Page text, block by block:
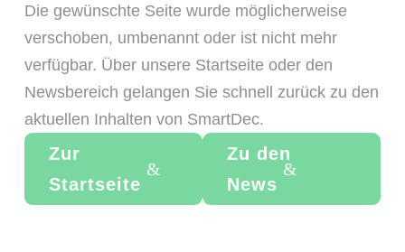
Die gewünschte Seite wurde möglicherweise
verschoben, umbenannt oder ist nicht mehr
verfügbar. Über unsere Startseite oder den
Newsbereich gelangen Sie schnell zurück zu den
aktuellen Inhalten von SmartDec.
Zur
Startseite
Zu den
News